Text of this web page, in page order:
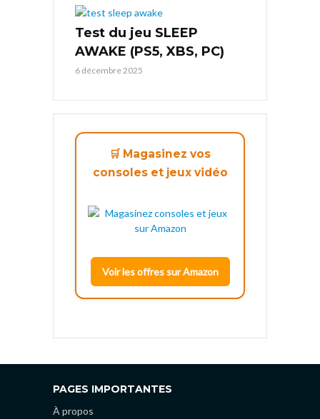
Test du jeu SLEEP
AWAKE (PS5, XBS, PC)
6 décembre 2025
🛒 Magasinez vos
consoles et jeux vidéo
Voir les offres sur Amazon
PAGES IMPORTANTES
À propos